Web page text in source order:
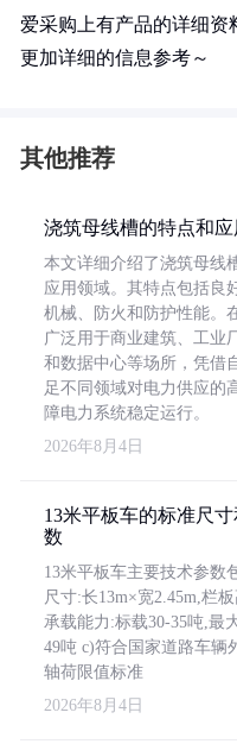
爱采购上有产品的详细
更加详细的信息参考～
其他推荐
浇筑母线槽的特点和
本文详细介绍了浇筑母线
应用领域。其特点包括良
机械、防火和防护性能。
广泛用于商业建筑、工业
和数据中心等场所，凭借
足不同领域对电力供应的
障电力系统稳定运行。
2026年8月4日
13米平板车的标准尺
数
13米平板车主要技术参数
尺寸:长13m×宽2.45m,栏
承载能力:标载30-35吨,最
49吨 c)符合国家道路车辆
轴荷限值标准
2026年8月4日